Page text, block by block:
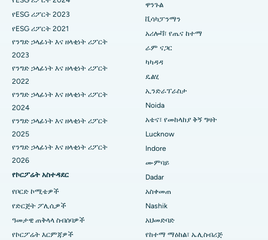
በካናል ሰርኩላር ሮድ፣ ኮልካታ ውስጥ ምርጥ ሆስፒታል
በሲቢዲ ቤላፑር፣ ናቪ ሙምባይ ውስጥ ምርጥ ሆስፒታል
በፓንቻቫቲ፣ ናሺክ ውስጥ ምርጥ ሆስፒታል
በሴኩንድራባድ፣ ሃይደራባድ ውስጥ ምርጥ ሆስፒታል
በሴሻድሪፑራም ፣ ባንጋሎር ውስጥ የሚገኝ ምርጥ ሆስፒታል
በሱባሽ ናጋር መንገድ፣ ካሪምናጋር ውስጥ ያለው ምርጥ ሆስፒታል
በማናጋሪ ፣ ካራኩዲ ውስጥ ምርጥ ሆስፒታል
በአሬፓሊ፣ ዋራንጋል ውስጥ ምርጥ ሆስፒታል
በአሬራ ኮሎኒ፣ ቦፓል ውስጥ ምርጥ ሆስፒታል
የሳይቶሎጂያዊ ቀዶ ጥገና
የሴራሚክ ጠቅላላ የጉልበት መተካት
ERCP
የESG ሪፖርት 2023
የESG ሪፖርት 2021
የንግድ ኃላፊነት እና ዘላቂነት ሪፖርት
2023
የንግድ ኃላፊነት እና ዘላቂነት ሪፖርት
2022
የንግድ ኃላፊነት እና ዘላቂነት ሪፖርት
2024
የንግድ ኃላፊነት እና ዘላቂነት ሪፖርት
2025
የንግድ ኃላፊነት እና ዘላቂነት ሪፖርት
2026
የኮርፖሬት አስተዳደር
የቦርድ ኮሚቴዎች
የድርጅት ፖሊሲዎች
ዓመታዊ ጠቅላላ ስብሰባዎች
የኮርፖሬት እርምጃዎች
ዋንጉል
ቪሳካፓንማን
አሪሎቫ፣ የጤና ከተማ
ራም ናጋር
ካካዳዳ
ዴልሂ
ኢንድራፕራስታ
Noida
አቴና፣ የመከላከያ ቅኝ ግዛት
Lucknow
Indore
ሙምባይ
Dadar
አስቀመጠ
Nashik
አህመድባድ
የከተማ ማዕከል፣ ኤሊስብሪጅ